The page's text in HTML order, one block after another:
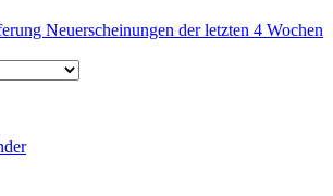
Neuerscheinungen der letzten 4 Wochen